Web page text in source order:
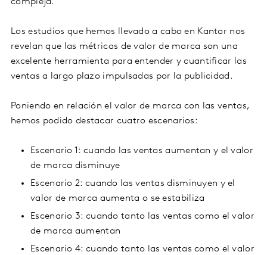
Los estudios que hemos llevado a cabo en Kantar nos
revelan que las métricas de valor de marca son una
excelente herramienta para entender y cuantificar las
ventas a largo plazo impulsadas por la publicidad.
Poniendo en relación el valor de marca con las ventas,
hemos podido destacar cuatro escenarios:
Escenario 1: cuando las ventas aumentan y el valor
de marca disminuye
Escenario 2: cuando las ventas disminuyen y el
valor de marca aumenta o se estabiliza
Escenario 3: cuando tanto las ventas como el valor
de marca aumentan
Escenario 4: cuando tanto las ventas como el valor